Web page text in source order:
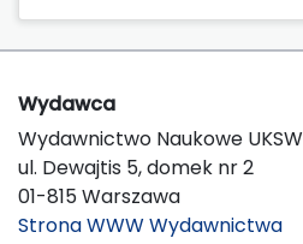
Wydawca
Wydawnictwo Naukowe UKSW
ul. Dewajtis 5, domek nr 2
01-815 Warszawa
Strona WWW Wydawnictwa